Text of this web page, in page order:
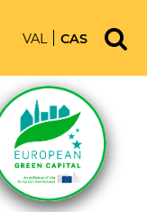
VAL CAS